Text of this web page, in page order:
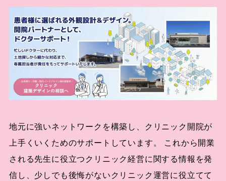
地元に強いネットワークを構築し、クリニック開院が
上手くいくためのサポートしています。 これから開業
される先生に役立つクリニック経営に関する情報を発
信し、少しでも後悔がないクリニック運営に役立てて